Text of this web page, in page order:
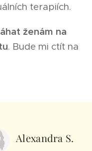
terapiích.
ženám na
. Bude mi ctít na
Alexandra S.